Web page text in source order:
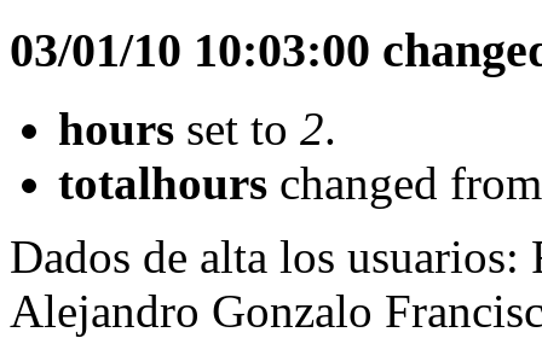
03/01/10 10:03:00
hours set to 2.
totalhours changed
Dados de alta los
Alejandro Gonzalo